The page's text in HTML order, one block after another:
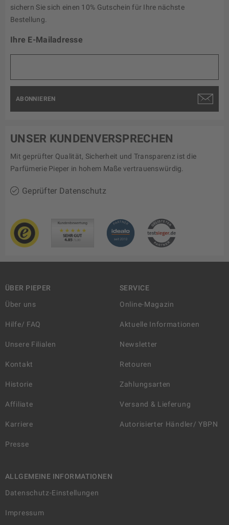
sichern Sie sich einen 10% Gutschein für Ihre nächste
Bestellung.
Ihre E-Mailadresse
ABONNIEREN
UNSER KUNDENVERSPRECHEN
Mit geprüfter Qualität, Sicherheit und Transparenz ist die
Parfümerie Pieper in hohem Maße vertrauenswürdig.
Geprüfter Datenschutz
ÜBER PIEPER
Über uns
Hilfe/ FAQ
Unsere Filialen
Kontakt
Historie
Affiliate
Karriere
Presse
SERVICE
Online-Magazin
Aktuelle Informationen
Newsletter
Retouren
Zahlungsarten
Versand & Lieferung
Autorisierter Händler/ YBPN
ALLGEMEINE INFORMATIONEN
Datenschutz-Einstellungen
Impressum